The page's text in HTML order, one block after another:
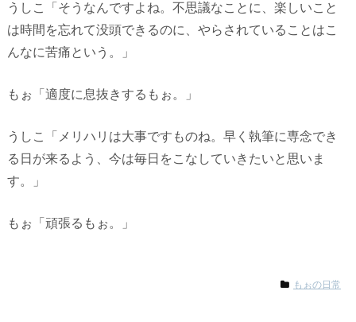
うしこ「そうなんですよね。不思議なことに、楽しいこと
は時間を忘れて没頭できるのに、やらされていることはこ
んなに苦痛という。」
もぉ「適度に息抜きするもぉ。」
うしこ「メリハリは大事ですものね。早く執筆に専念でき
る日が来るよう、今は毎日をこなしていきたいと思いま
す。」
もぉ「頑張るもぉ。」
もぉの日常